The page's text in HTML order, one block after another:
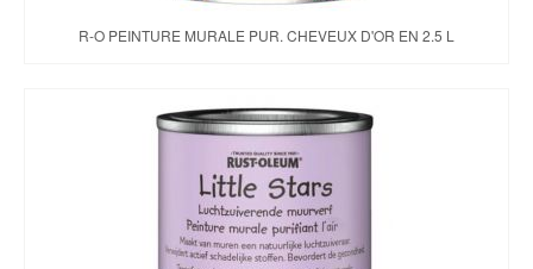
R-O PEINTURE MURALE PUR. CHEVEUX D'OR EN 2.5 L